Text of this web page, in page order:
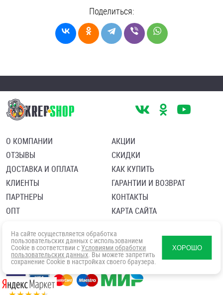
Поделиться:
О КОМПАНИИ
ОТЗЫВЫ
ДОСТАВКА И ОПЛАТА
КЛИЕНТЫ
ПАРТНЕРЫ
ОПТ
АКЦИИ
СКИДКИ
КАК КУПИТЬ
ГАРАНТИИ И ВОЗВРАТ
КОНТАКТЫ
КАРТА САЙТА
Политика в отношении обработки персональных данных
Согласие посетителя сайта на обработку персональных данны
На сайте осуществляется обработка
пользовательских данных с использованием
Cookie в соответствии с Условиями обработки
пользовательских данных. Вы можете запретить
сохранение Cookie в настройках своего браузера.
ХОРОШО